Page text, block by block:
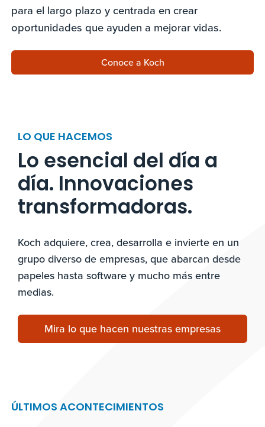
para el largo plazo y centrada en crear
oportunidades que ayuden a mejorar vidas.
Conoce a Koch
LO QUE HACEMOS
Lo esencial del día a
día. Innovaciones
transformadoras.
Koch adquiere, crea, desarrolla e invierte en un
grupo diverso de empresas, que abarcan desde
papeles hasta software y mucho más entre
medias.
Mira lo que hacen nuestras empresas
ÚLTIMOS ACONTECIMIENTOS